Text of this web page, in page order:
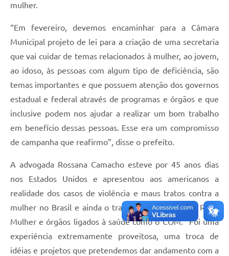
mulher.
“Em fevereiro, devemos encaminhar para a Câmara
Municipal projeto de lei para a criação de uma secretaria
que vai cuidar de temas relacionados à mulher, ao jovem,
ao idoso, às pessoas com algum tipo de deficiência, são
temas importantes e que possuem atenção dos governos
estadual e federal através de programas e órgãos e que
inclusive podem nos ajudar a realizar um bom trabalho
em benefício dessas pessoas. Esse era um compromisso
de campanha que reafirmo”, disse o prefeito.
A advogada Rossana Camacho esteve por 45 anos dias
nos Estados Unidos e apresentou aos americanos a
realidade dos casos de violência e maus tratos contra a
mulher no Brasil e ainda o trabalho realizado pela Rede
Mulher e órgãos ligados à saúde como o COM. “Foi uma
experiência extremamente proveitosa, uma troca de
idéias e projetos que pretendemos dar andamento com a